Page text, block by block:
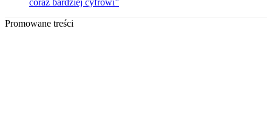
coraz bardziej cyfrowi”
Promowane treści